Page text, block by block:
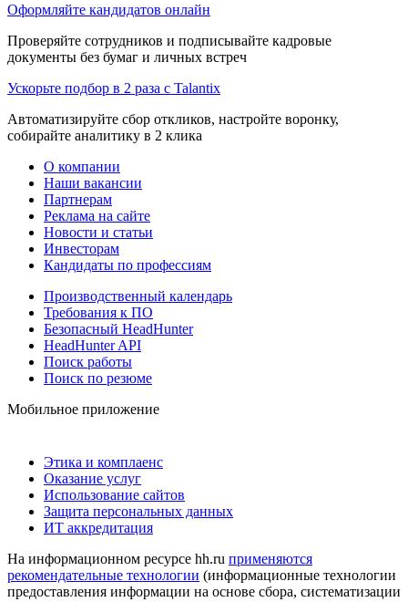
Оформляйте кандидатов онлайн
Проверяйте сотрудников и подписывайте кадровые
документы без бумаг и личных встреч
Ускорьте подбор в 2 раза с Talantix
Автоматизируйте сбор откликов, настройте воронку,
собирайте аналитику в 2 клика
О компании
Наши вакансии
Партнерам
Реклама на сайте
Новости и статьи
Инвесторам
Кандидаты по профессиям
Производственный календарь
Требования к ПО
Безопасный HeadHunter
HeadHunter API
Поиск работы
Поиск по резюме
Мобильное приложение
Этика и комплаенс
Оказание услуг
Использование сайтов
Защита персональных данных
ИТ аккредитация
На информационном ресурсе hh.ru применяются
рекомендательные технологии (информационные технологии
предоставления информации на основе сбора, систематизации